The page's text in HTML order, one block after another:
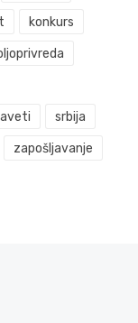
konkurs
srbija
zapošljavanje